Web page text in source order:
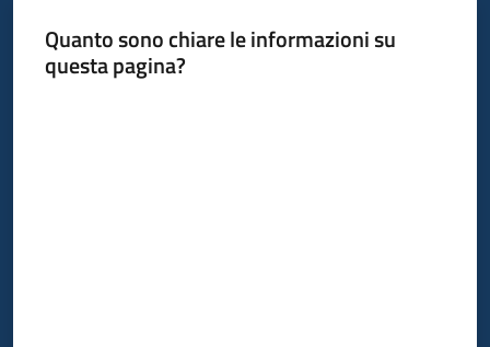
Quanto sono chiare le informazioni su
questa pagina?